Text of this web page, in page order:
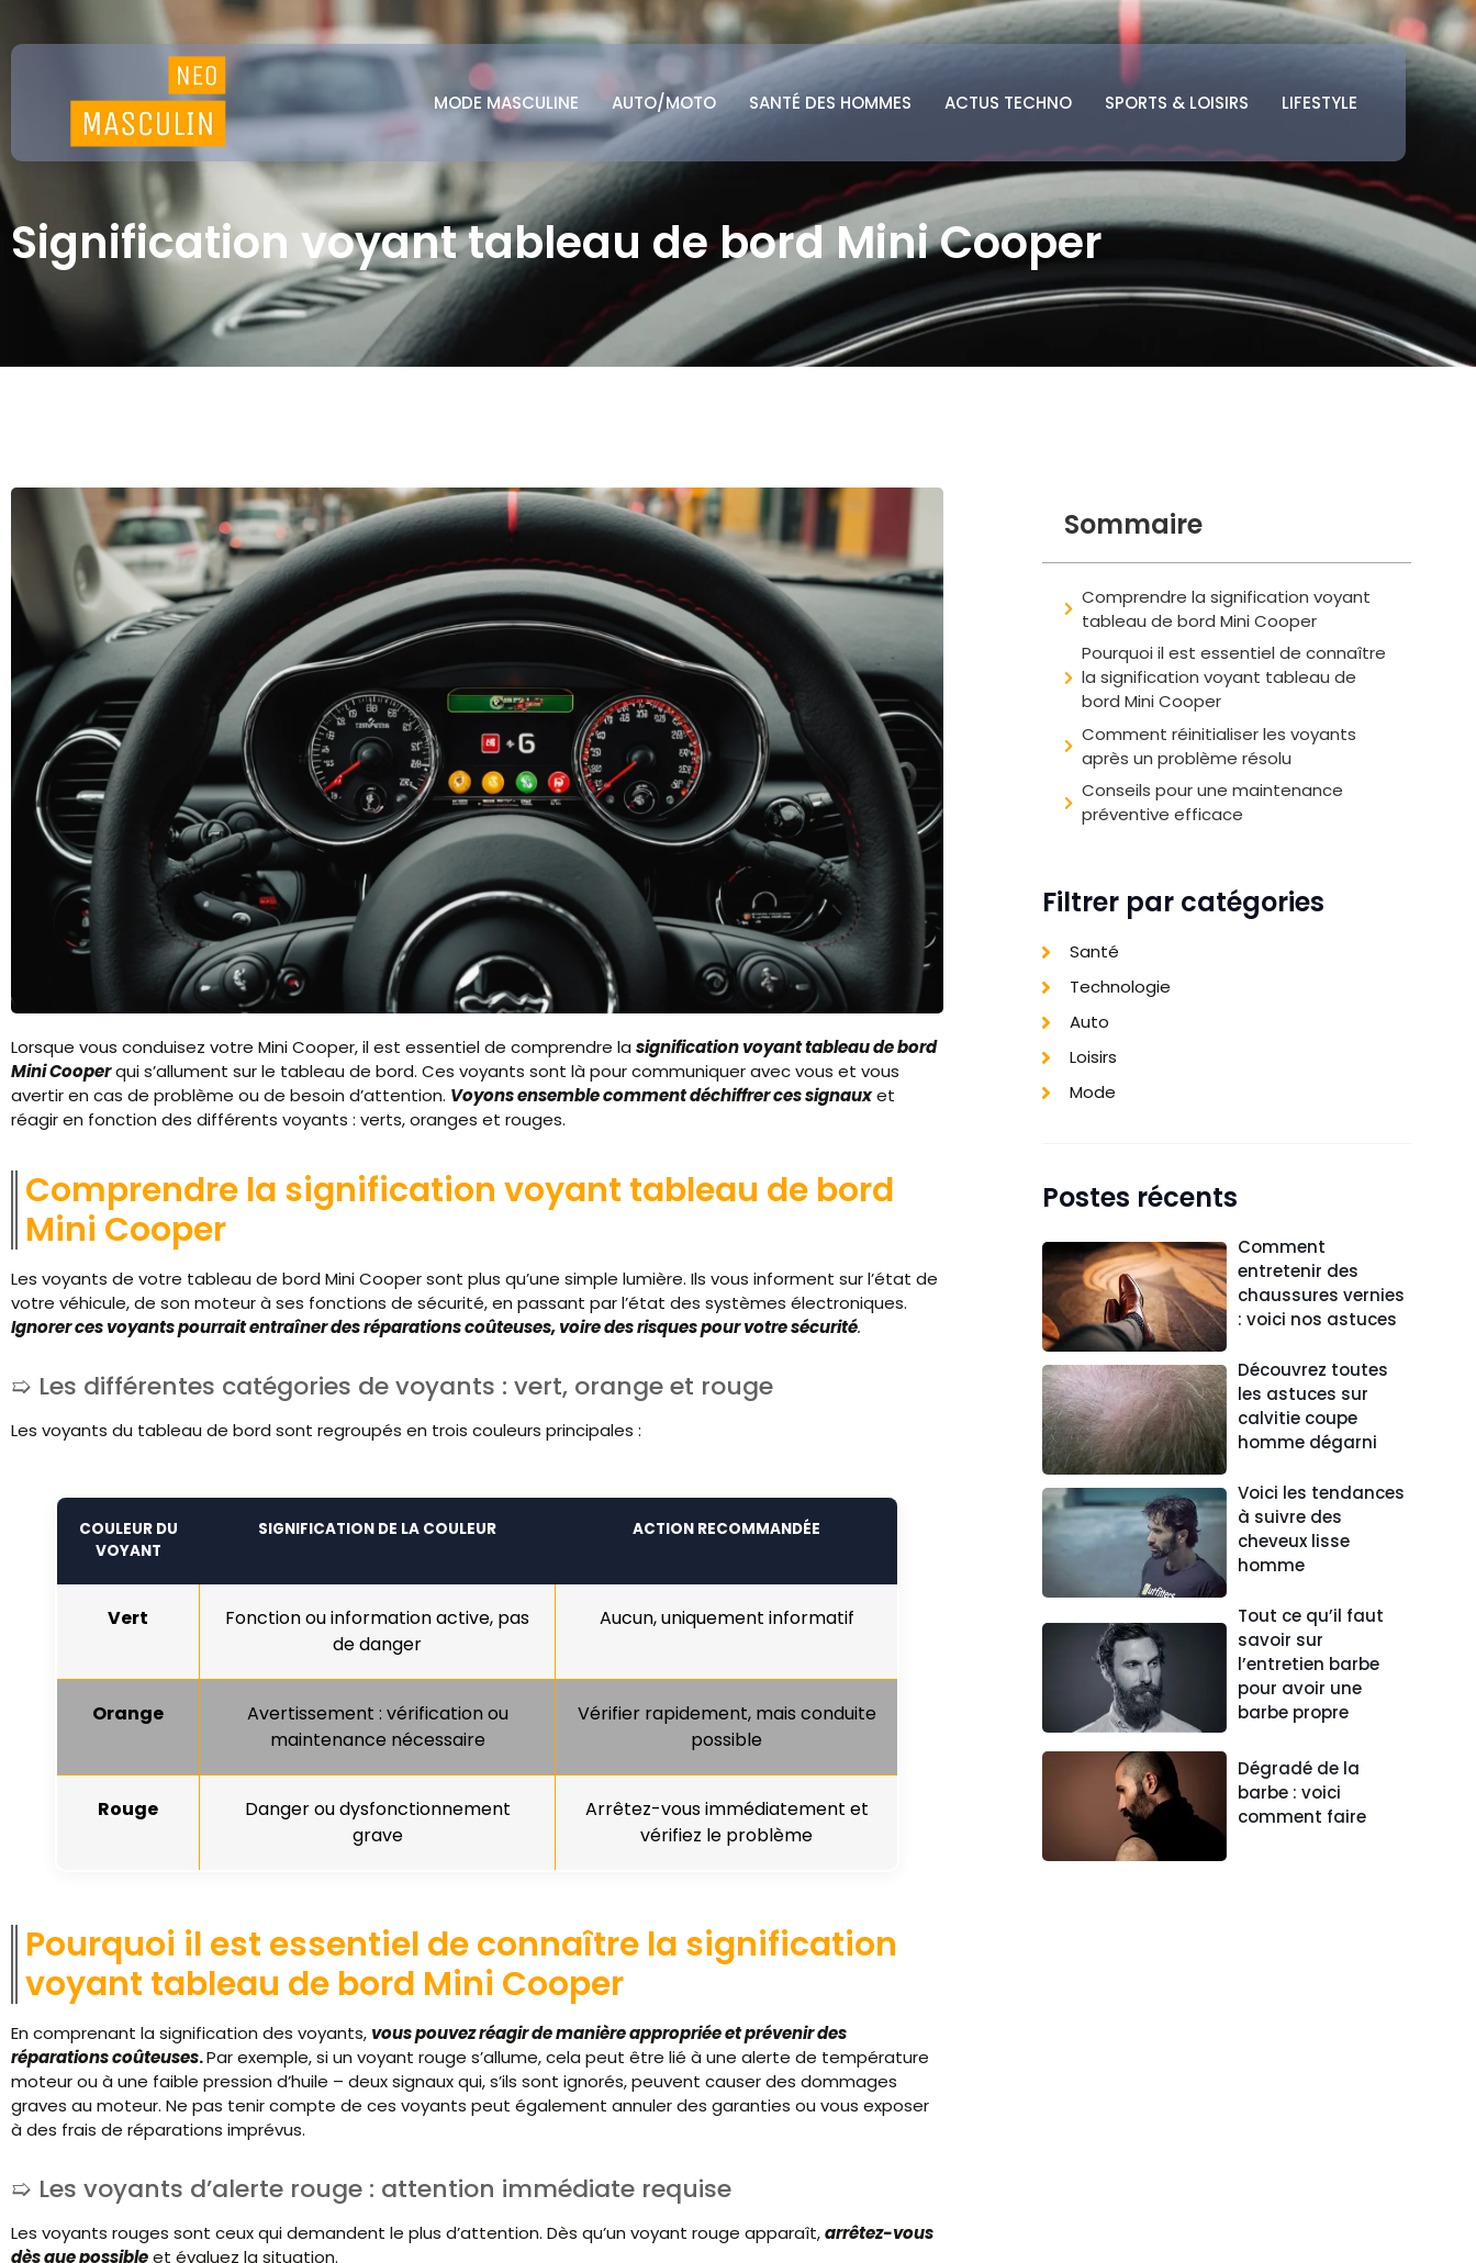
MODE MASCULINE AUTO/MOTO SANTÉ DES HOMMES ACTUS TECHNO SPORTS & LOISIRS LIFESTYLE
Signification voyant tableau de bord Mini Cooper
Lorsque vous conduisez votre Mini Cooper, il est essentiel de comprendre la signification voyant tableau de bord
Mini Cooperqui s’allument sur le tableau de bord. Ces voyants sont là pour communiquer avec vous et vous
avertir en cas de problème ou de besoin d’attention. Voyons ensemble comment déchiffrer ces signauxet
réagir en fonction des différents voyants : verts, oranges et rouges.
Comprendre la signification voyant tableau de bord
Mini Cooper
Les voyants de votre tableau de bord Mini Cooper sont plus qu’une simple lumière. Ils vous informent sur l’état de
votre véhicule, de son moteur à ses fonctions de sécurité, en passant par l’état des systèmes électroniques.
Ignorer ces voyants pourrait entraîner des réparations coûteuses, voire des risques pour votre sécurité.
Les différentes catégories de voyants : vert, orange et rouge
Les voyants du tableau de bord sont regroupés en trois couleurs principales :
COULEUR DU
VOYANT
SIGNIFICATION DE LA COULEUR ACTION RECOMMANDÉE
Vert
Fonction ou information active, pas
de danger
Aucun, uniquement informatif
Orange
Avertissement : vérification ou
maintenance nécessaire
Vérifier rapidement, mais conduite
possible
Rouge
Danger ou dysfonctionnement
grave
Arrêtez-vous immédiatement et
vérifiez le problème
Pourquoi il est essentiel de connaître la signification
voyant tableau de bord Mini Cooper
En comprenant la signification des voyants, vous pouvez réagir de manière appropriée et prévenir des
réparations coûteuses.Par exemple, si un voyant rouge s’allume, cela peut être lié à une alerte de température
moteur ou à une faible pression d’huile – deux signaux qui, s’ils sont ignorés, peuvent causer des dommages
graves au moteur. Ne pas tenir compte de ces voyants peut également annuler des garanties ou vous exposer
à des frais de réparations imprévus.
Les voyants d’alerte rouge : attention immédiate requise
Les voyants rouges sont ceux qui demandent le plus d’attention. Dès qu’un voyant rouge apparaît,arrêtez-vous
dès que possibleet évaluez la situation.
Sommaire
Comprendre la signification voyant
tableau de bord Mini Cooper
Pourquoi il est essentiel de connaître
la signification voyant tableau de
bord Mini Cooper
Comment réinitialiser les voyants
après un problème résolu
Conseils pour une maintenance
préventive efficace
Filtrer par catégories
Santé
Technologie
Auto
Loisirs
Mode
Postes récents
Comment
entretenir des
chaussures vernies
: voici nos astuces
Découvrez toutes
les astuces sur
calvitie coupe
homme dégarni
Voici les tendances
à suivre des
cheveux lisse
homme
Tout ce qu’il faut
savoir sur
l’entretien barbe
pour avoir une
barbe propre
Dégradé de la
barbe : voici
comment faire